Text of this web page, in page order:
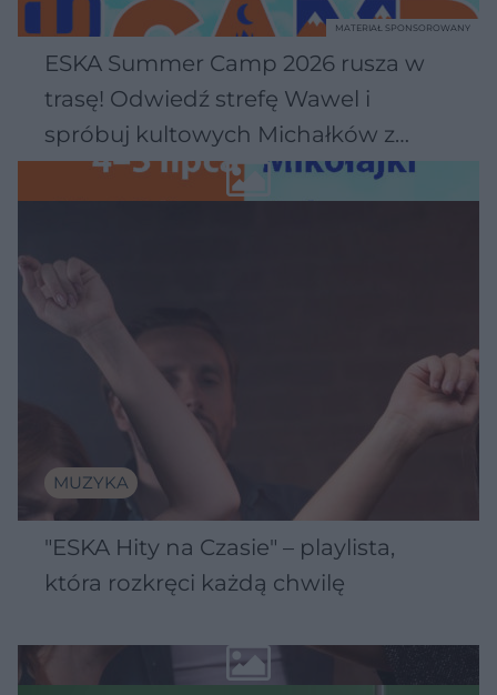
ESKA Summer Camp 2026 rusza w
trasę! Odwiedź strefę Wawel i
spróbuj kultowych Michałków z
Wawelu
MATERIAŁ SPONSOROWANY
MUZYKA
"ESKA Hity na Czasie" – playlista,
która rozkręci każdą chwilę